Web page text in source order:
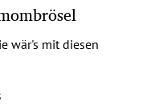
wär's mit diesen